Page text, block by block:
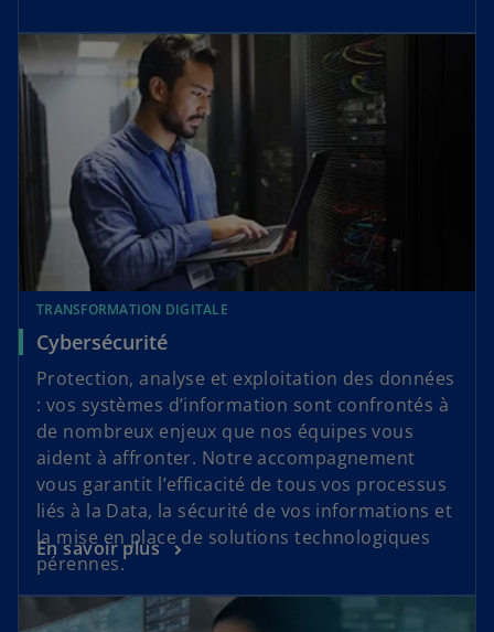
TRANSFORMATION DIGITALE
Cybersécurité
Protection, analyse et exploitation des données
: vos systèmes d’information sont confrontés à
de nombreux enjeux que nos équipes vous
aident à affronter. Notre accompagnement
vous garantit l’efficacité de tous vos processus
liés à la Data, la sécurité de vos informations et
la mise en place de solutions technologiques
pérennes.
En savoir plus